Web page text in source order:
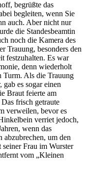
begrüßte das
begleiten, wenn Sie
auch. Aber nicht nur
die Standesbeamtin
noch die Kamera des
Trauung, besonders den
festzuhalten. Es war
denn wiederholt
Turm. Als die Trauung
es sogar einen
Braut feierte am
frisch getraute
verweilen, bevor es
verriet jedoch,
wenn das
abzubrechen, um den
seiner Frau im Wurster
vom „Kleinen